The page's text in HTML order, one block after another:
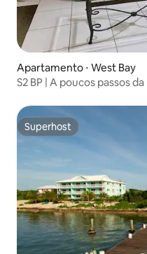
Apartamento ⋅ West Bay
S2 BP | A poucos passos
Superhost
Superhost